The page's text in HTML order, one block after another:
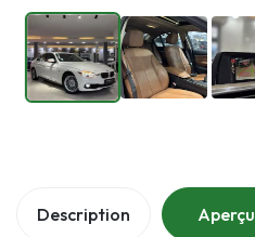
Description Aperçu